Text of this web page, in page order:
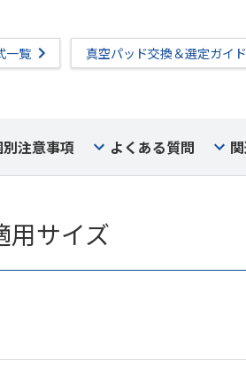
一覧
真空パッド交換＆選定ガイド
注意事項 よくある質問
用サイズ